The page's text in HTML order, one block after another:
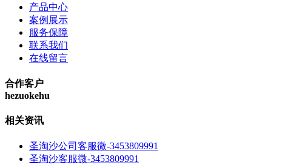
产品中心
案例展示
服务保障
联系我们
在线留言
合作客户
hezuokehu
相关资讯
圣淘沙公司客服微-3453809991
圣淘沙客服微-3453809991